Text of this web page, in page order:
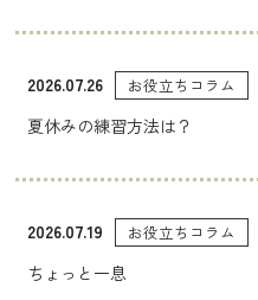
2026.07.26 お役立ちコラム
夏休みの練習方法は？
2026.07.19 お役立ちコラム
ちょっと一息